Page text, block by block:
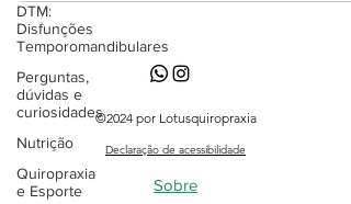
DTM:
Disfunções
Temporomandibulares
Perguntas,
dúvidas e
curiosidades
Nutrição
Quiropraxia
e Esporte
©2024 por Lotusquiropraxia
Declaração de acessibilidade
Sobre